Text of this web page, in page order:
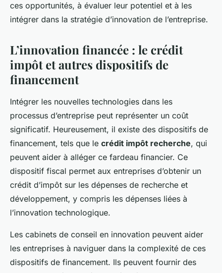
ces opportunités, à évaluer leur potentiel et à les
intégrer dans la stratégie d’innovation de l’entreprise.
L’innovation financée : le crédit
impôt et autres dispositifs de
financement
Intégrer les nouvelles technologies dans les
processus d’entreprise peut représenter un coût
significatif. Heureusement, il existe des dispositifs de
financement, tels que le crédit impôt recherche, qui
peuvent aider à alléger ce fardeau financier. Ce
dispositif fiscal permet aux entreprises d’obtenir un
crédit d’impôt sur les dépenses de recherche et
développement, y compris les dépenses liées à
l’innovation technologique.
Les cabinets de conseil en innovation peuvent aider
les entreprises à naviguer dans la complexité de ces
dispositifs de financement. Ils peuvent fournir des